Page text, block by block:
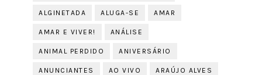
ALGINETADA ALUGA-SE AMAR
AMAR E VIVER! ANÁLISE
ANIMAL PERDIDO ANIVERSÁRIO
ANUNCIANTES AO VIVO ARAÚJO ALVES